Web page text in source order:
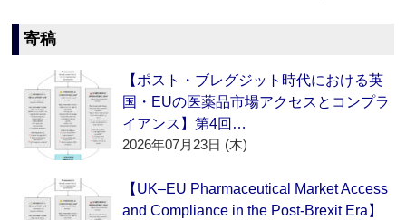
寄稿
【ポスト・ブレグジット時代における英
国・EUの医薬品市場アクセスとコンプラ
イアンス】第4回…
2026年07月23日 (木)
【UK–EU Pharmaceutical Market Access
and Compliance in the Post-Brexit Era】